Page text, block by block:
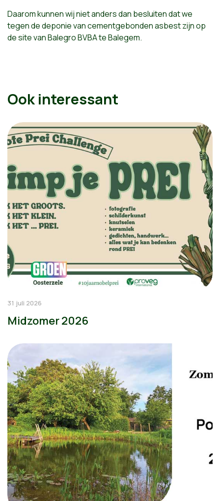
Daarom kunnen wij niet anders dan besluiten dat we
tegen de deponie van cementgebonden asbest zijn op
de site van Balegro BVBA te Balegem.
Ook interessant
31 juli 2026
Midzomer 2026